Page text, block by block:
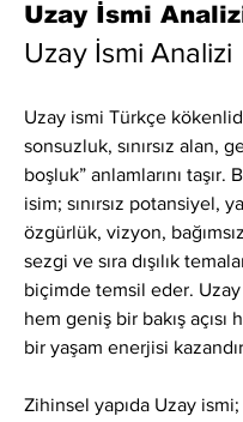
Uzay İsmi
Uzay İsmi Analizi
Uzay ismi Türkçe
sonsuzluk, sınırsız alan,
boşluk” anlamlarını taşır.
isim; sınırsız potansiyel,
özgürlük, vizyon,
sezgi ve sıra dışılık
biçimde temsil eder. Uzay
hem geniş bir bakış açısı
bir yaşam enerjisi
Zihinsel yapıda Uzay